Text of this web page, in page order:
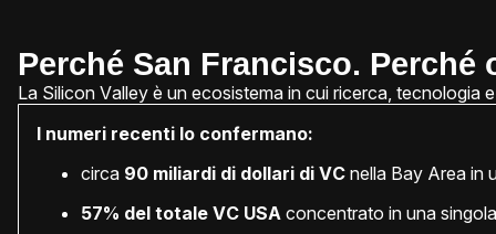
Perché San Francisco. Perché
La Silicon Valley è un ecosistema in cui ricerca,
I numeri recenti lo confermano:
circa 90 miliardi di dollari di VC nella Bay Area in
57% del totale VC USA concentrato in una